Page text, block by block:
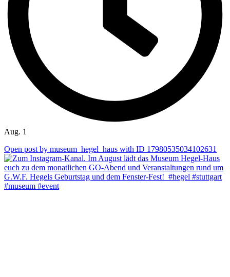
Aug. 1
Open post by museum_hegel_haus with ID 17980535034102631